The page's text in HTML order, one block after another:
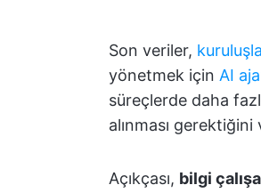
Son veriler,
yönetmek için AI
süreçlerde daha
alınması
Açıkçası, bilgi